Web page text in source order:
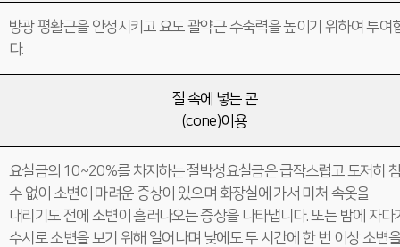
방광 평활근을 안정시키고 요도 괄약근 수축력을 높이기 위하여 투여
다.
질 속에 넣는 콘
(cone)이용
요실금의 10~20%를 차지하는 절박성요실금은 급작스럽고 도저히
수 없이 소변이 마려운 증상이 있으며 화장실에 가서 미처 속옷을
내리기도 전에 소변이 흘러나오는 증상을 나타냅니다. 또는 밤에 자다
수시로 소변을 보기 위해 일어나며 낮에도 두 시간에 한 번 이상 소변